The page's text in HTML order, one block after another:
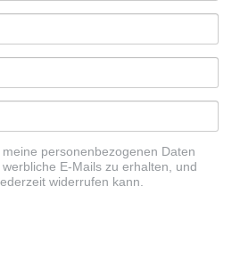
personenbezogenen Daten
E-Mails zu erhalten, und
widerrufen kann.